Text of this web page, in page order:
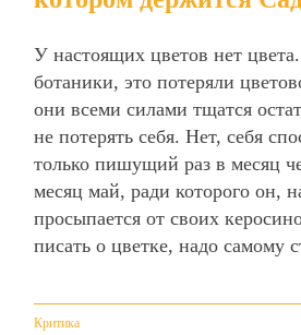
У настоящих цветов нет
ботаники, это потеряли
они всеми силами тщатся
не потерять себя. Нет, себя
только пишущий раз в месяц
месяц май, ради которого он,
просыпается от своих
писать о цветке, надо самому
Критика